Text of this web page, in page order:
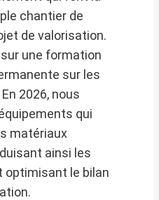
chantier de
de valorisation.
une formation
sur les
2026, nous
qui
matériaux
ainsi les
optimisant le bilan